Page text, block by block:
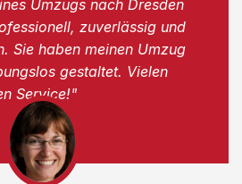
Umzugs nach Dresden
zuverlässig und
Sie haben meinen Umzug
gestaltet. Vielen
Service!"